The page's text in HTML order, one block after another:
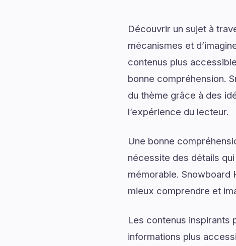
Découvrir un sujet à
mécanismes et
contenus plus
bonne compréhension.
du thème grâce à des
l’expérience du lecteur.
Une bonne
nécessite des détails
mémorable. Snowboard
mieux comprendre et
Les contenus inspirants
informations plus